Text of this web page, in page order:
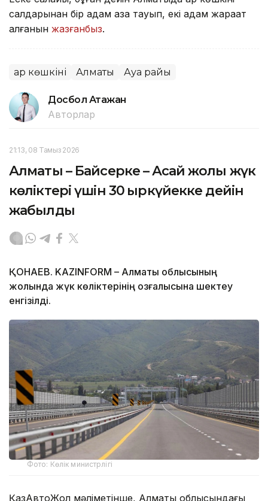
салдарынан бір адам қаза тауып, екі адам жарақат
алғанын жазғанбыз.
Қар көшкіні Алматы Ауа райы
Досбол Атажан
Авторлар
21:13, 08 Тамыз 2026
Алматы – Байсерке – Ақсай жолы жүк
көліктері үшін 30 қыркүйекке дейін
жабылды
ҚОНАЕВ. KAZINFORM – Алматы облысының
жолында жүк көліктерінің қозғалысына шектеу
енгізілді.
Фото: Көлік министрлігі
ҚазАвтоЖол мәліметінше, Алматы облысындағы